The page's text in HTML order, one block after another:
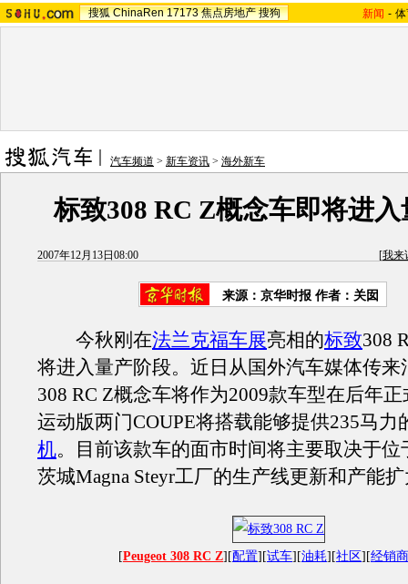
搜狐 ChinaRen 17173 焦点房地产 搜狗 新闻 -
汽车频道 > 新车资讯 > 海外新车
标致308 RC Z概念车即将进
2007年12月13日08:00 [我来
来源：京华时报 作者：关囡
今秋刚在法兰克福车展亮相的标致308
将进入量产阶段。近日从国外汽车媒体传来
308 RC Z概念车将作为2009款车型在后年
运动版两门COUPE将搭载能够提供235马力
机。目前该款车的面市时间将主要取决于位
茨城Magna Steyr工厂的生产线更新和产能
[Peugeot 308 RC Z][配置][试车][油耗][社区][经销